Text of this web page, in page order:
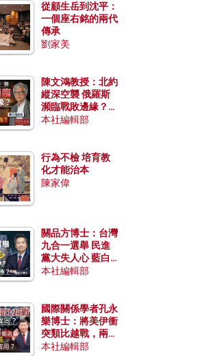
從顧生岳到沈平：
一個座右銘的兩代
傳承
劉家美
陳文鴻教授：北約
縱深空襲 俄羅斯
瀕臨戰敗邊緣？中
國零部件能左右戰
本社編輯部
行為不檢 培育教
化才能治本
陳家偉
關品方博士：台灣
九合一選舉 民進
黨大失人心 藍白
合作有望拿下七成
本社編輯部
國際關係學者孔永
樂博士：將美伊衝
突類比越戰，兩者
有何異同？中國崛
本社編輯部